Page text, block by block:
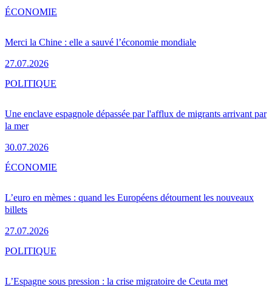
Merci la Chine : elle a sauvé l’économie mondiale
27.07.2026
ÉCONOMIE
Une enclave espagnole dépassée par l'afflux de migrants arrivant par
la mer
30.07.2026
POLITIQUE
L’euro en mèmes : quand les Européens détournent les nouveaux
billets
27.07.2026
ÉCONOMIE
L’Espagne sous pression : la crise migratoire de Ceuta met
POLITIQUE